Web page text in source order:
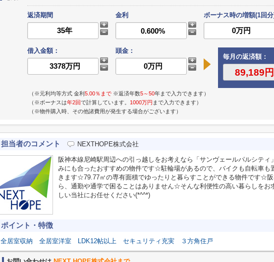
返済期間 金利 ボーナス時の増額(1回
借入金額：
頭金：
毎月の返済額：
（※元利均等方式 金利5.00％まで ※返済年数5～50年まで入力できます）
（※ボーナスは年2回で計算しています。 1000万円 まで入力できます）
（※物件購入時、その他諸費用が発生する場合がございます）
担当者のコメント NEXTHOPE株式会社
阪神本線尼崎駅周辺への引っ越しをお考えなら「サンヴェールパルシテ
みにも合ったおすすめの物件です☆駐輪場があるので、バイクも自転車も
きます☆79.77㎡の専有面積でゆったりと暮らすことができる物件です☆
ら、通勤や通学で困ることはありません☆そんな利便性の高い暮らしをお
しい当社にお任せください(*^^*)
ポイント・特徴
全居室収納 全居室洋室 LDK12帖以上 セキュリティ充実 ３方角住戸